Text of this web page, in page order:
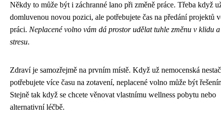
Někdy to může být i záchranné lano při změně práce. Třeba když
domluvenou novou pozici, ale potřebujete čas na předání projektů
práci. Neplacené volno vám dá prostor udělat tuhle změnu v klidu a
stresu.
Zdraví je samozřejmě na prvním místě. Když už nemocenská
potřebujete více času na zotavení, neplacené volno může být
Stejně tak když se chcete věnovat vlastnímu wellness pobytu nebo
alternativní léčbě.